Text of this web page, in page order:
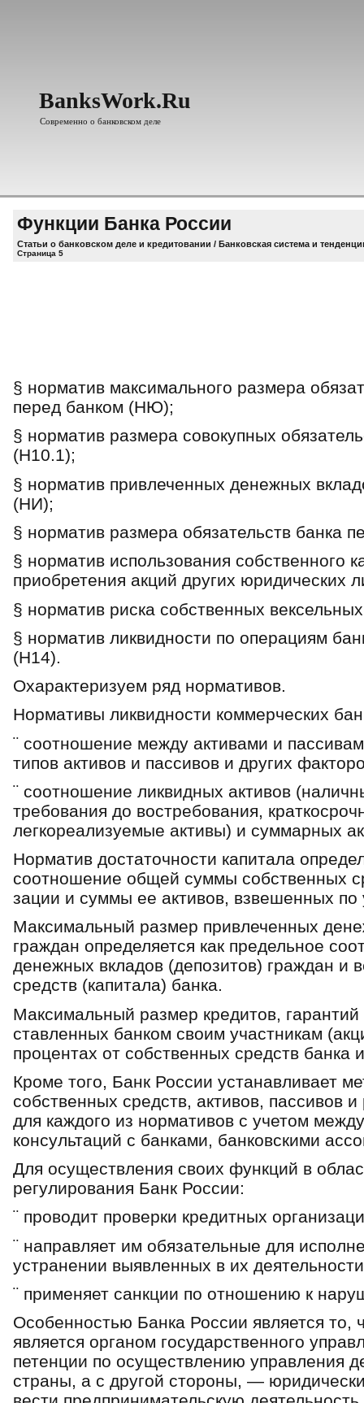
BanksWork.Ru
Современно о банковском деле
Функции Банка России
Статьи о банковском деле и кредитовании / Банковская система и
Страница 5
§ норматив максимального размера
перед банком (НЮ);
§ норматив размера совокупных
(Н10.1);
§ норматив привлеченных денежных
(НИ);
§ норматив размера обязательств банка
§ норматив использования собственного
приобретения акций других юридических
§ норматив риска собственных
§ норматив ликвидности по операциям
(Н14).
Охарактеризуем ряд нормативов.
Нормативы ликвидности коммерческих
¨ соотношение между активами и
типов активов и пассивов и других
¨ соотношение ликвидных активов
требования до востребования,
легкореализуемые активы) и суммарных
Норматив достаточности капитала
соотношение общей суммы собственных
зации и суммы ее активов, взвешенных по
Максимальный размер привлеченных
граждан определяется как предельное
денежных вкладов (депозитов) граждан и
средств (капитала) банка.
Максимальный размер кредитов,
ставленных банком своим участникам
процентах от собственных средств
Кроме того, Банк России устанавливает
собственных средств, активов, пассивов
для каждого из нормативов с учетом
консультаций с банками, банковскими
Для осуществления своих функций в
регулирования Банк России:
¨ проводит проверки кредитных
¨ направляет им обязательные для
устранении выявленных в их
¨ применяет санкции по отношению к
Особенностью Банка России является то,
является органом государственного
петенции по осуществлению управления
страны, а с другой стороны, —